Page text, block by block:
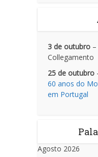
3 de outubro
Collegamento
25 de outubro
60 anos do
em Portugal
Agosto 2026